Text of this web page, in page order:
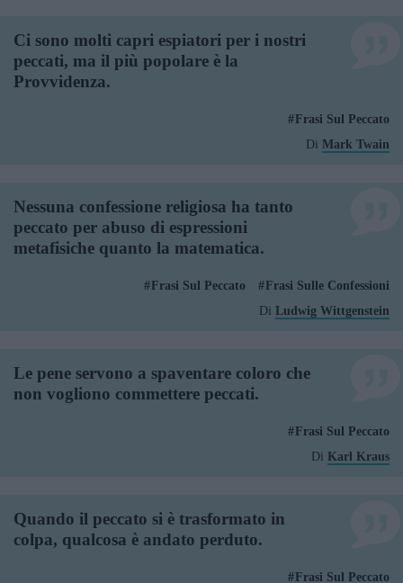
Ci sono molti capri espiatori per i nostri
peccati, ma il più popolare è la
Provvidenza.
Frasi Sul Peccato
Di Mark Twain
Nessuna confessione religiosa ha tanto
peccato per abuso di espressioni
metafisiche quanto la matematica.
Frasi Sul Peccato
Frasi Sulle Confessioni
Di Ludwig Wittgenstein
Le pene servono a spaventare coloro che
non vogliono commettere peccati.
Frasi Sul Peccato
Di Karl Kraus
Quando il peccato si è trasformato in
colpa, qualcosa è andato perduto.
Frasi Sul Peccato